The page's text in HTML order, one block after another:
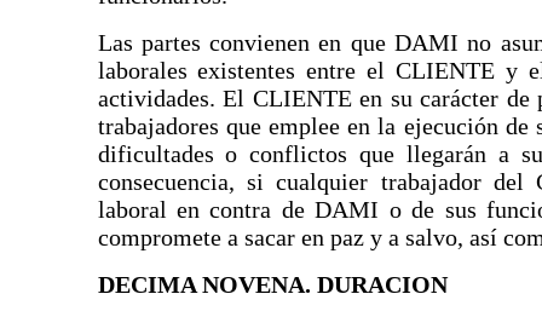
Las partes convienen en que DAMI no
laborales existentes entre el CLIENTE y
actividades. El CLIENTE en su carácter de
trabajadores que emplee en la ejecución
dificultades o conflictos que llegarán a
consecuencia, si cualquier trabajador del
laboral en contra de DAMI o de sus
compromete a sacar en paz y a salvo, así
DECIMA NOVENA. DURACION